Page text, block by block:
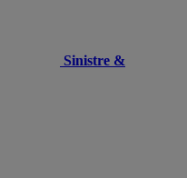
Sinistre &